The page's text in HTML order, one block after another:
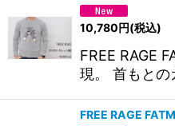
表示数:
並び順:
10,780円(税込)
FREE RAGE
現。 首もと
FREE RAGE